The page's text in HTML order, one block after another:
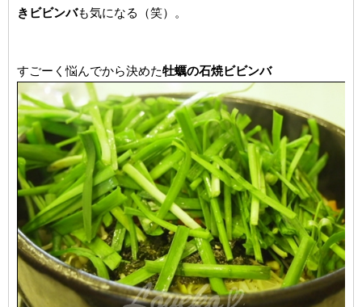
きビビンバも気になる（笑）。
すごーく悩んでから決めた牡蠣の石焼ビビンバ